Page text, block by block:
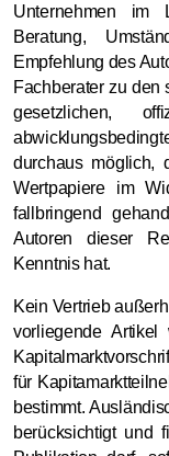
Unternehmen im
Beratung,
Empfehlung des
Fachberater zu
gesetzlichen,
durchaus möglich,
Wertpapiere im
fallbringend
Autoren dieser
Kenntnis hat.
Kein Vertrieb
vorliegende
für
bestimmt.
berücksichtigt und